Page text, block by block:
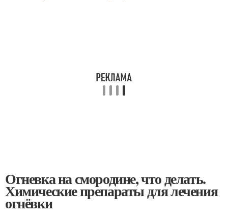
Огневка на смородине, что делать.
Химические препараты для лечения
огнёвки